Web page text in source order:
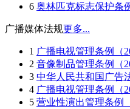
6 奥林匹克标志保护条
广播媒体法规更多...
1 广播电视管理条例（
2 音像制品管理条例（
3 中华人民共和国广告
4 广播电视管理条例（
5 营业性演出管理条例